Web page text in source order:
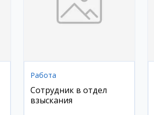
Работа
Сотрудник в отдел
взыскания